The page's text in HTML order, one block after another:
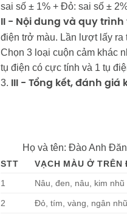
sai số ± 1% + Đỏ: sai số ±
II - Nội dung và quy
điện trở màu. Lần lượt lấy ra
Chọn 3 loại cuộn cảm khác
tụ điện có cực tính và 1 tụ
3.
III - Tổng kết, đánh
Họ và tên: Đào Anh Đăng
STT VẠCH MÀU Ở TRÊN
1
Nâu, đen, nâu, kim nhũ
2 Đỏ, tím, vàng, ngân nhũ